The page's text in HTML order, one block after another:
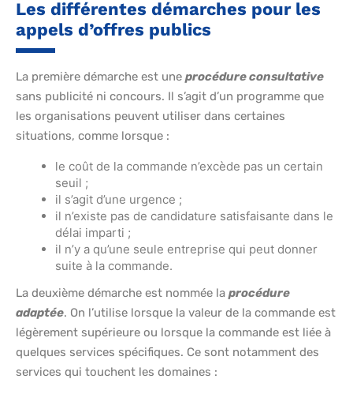
Les différentes démarches pour les
appels d’offres publics
La première démarche est une procédure consultative
sans publicité ni concours. Il s’agit d’un programme que
les organisations peuvent utiliser dans certaines
situations, comme lorsque :
le coût de la commande n’excède pas un certain
seuil ;
il s’agit d’une urgence ;
il n’existe pas de candidature satisfaisante dans le
délai imparti ;
il n’y a qu’une seule entreprise qui peut donner
suite à la commande.
La deuxième démarche est nommée la procédure
adaptée. On l’utilise lorsque la valeur de la commande est
légèrement supérieure ou lorsque la commande est liée à
quelques services spécifiques. Ce sont notamment des
services qui touchent les domaines :